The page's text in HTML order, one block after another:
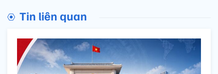
Tin liên quan